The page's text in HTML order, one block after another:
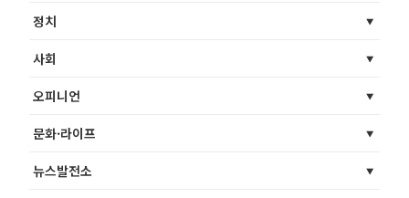
정치
사회
오피니언
문화·라이프
뉴스발전소